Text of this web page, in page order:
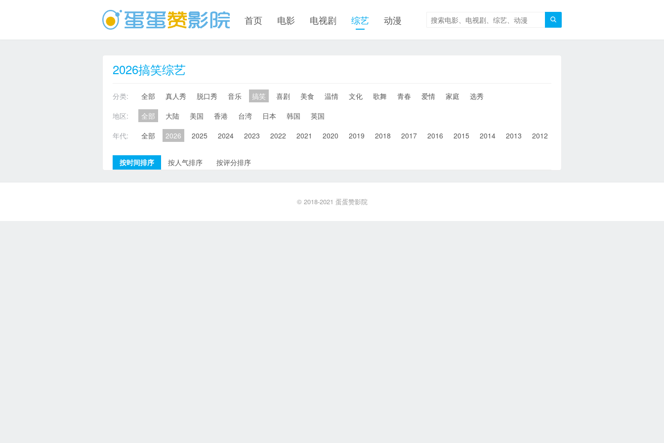

首页 电影 电视剧 综艺 动漫
2026搞笑综艺
分类: 全部 真人秀 脱口秀 音乐 搞笑 喜剧 美食 温情 文化 歌舞 青春 爱情 家庭
选秀
地区:
全部 大陆 美国 香港 台湾 日本 韩国
英国
年代:
全部 2026 2025 2024 2023 2022 2021 2020 2019 2018 2017 2016 2015 2014 2013 2012
按时间排序 按人气排序 按评分排序
© 2018-2021 蛋蛋赞影院